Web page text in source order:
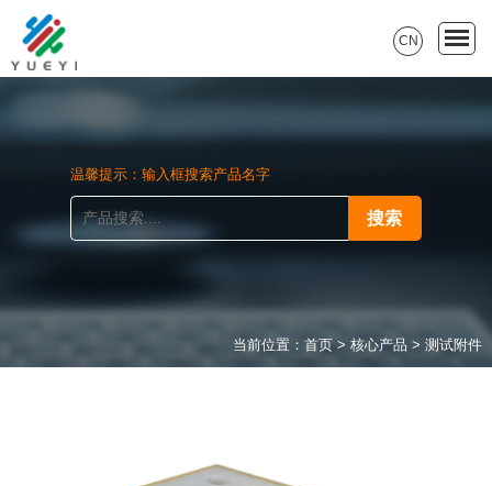
CN
温馨提示：输入框搜索产品名字
当前位置：首页 >核心产品 >测试附件